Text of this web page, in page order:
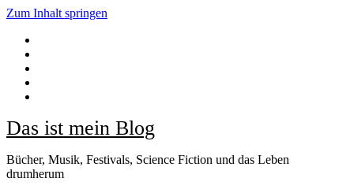
Zum Inhalt springen
Das ist mein Blog
Bücher, Musik, Festivals, Science Fiction und das Leben
drumherum